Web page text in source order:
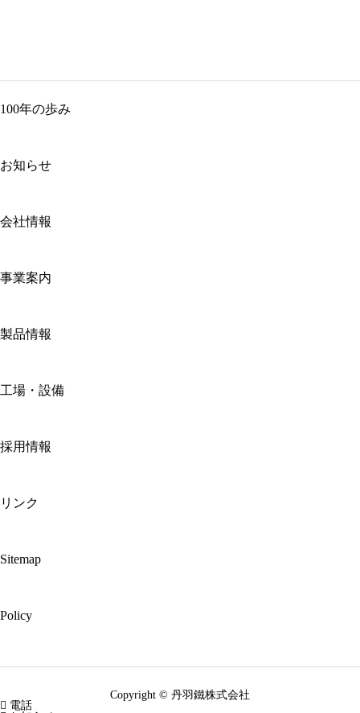
100年の歩み
お知らせ
会社情報
事業案内
製品情報
工場・設備
採用情報
リンク
Sitemap
Policy
Copyright © 丹羽鐵株式会社
 電話